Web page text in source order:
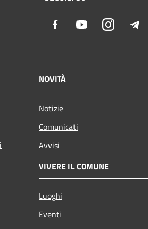
Facebook YoutubeInstagram
NOVITÀ
Notizie
Comunicati
Avvisi
VIVERE IL COMUNE
Luoghi
Eventi